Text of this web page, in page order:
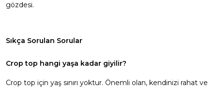
gözdesi.
Sıkça Sorulan Sorular
Crop top hangi yaşa kadar giyilir?
Crop top için yaş sınırı yoktur. Önemli olan, kendinizi rahat ve